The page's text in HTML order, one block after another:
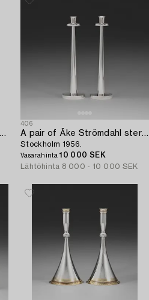
A K. Anderson three pieces set of coffee service,
406
A pair of Åke Strömdahl sterling candlesticks,
Stockholm 1956.
Vasarahinta10 000 SEK
Lähtöhinta 8 000 - 10 000 SEK